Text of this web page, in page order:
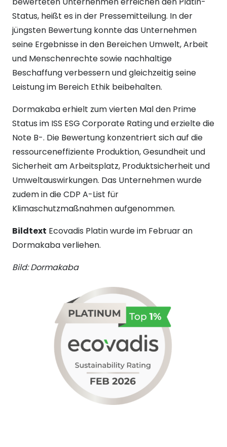
Status, heißt es in der Pressemitteilung. In der
jüngsten Bewertung konnte das Unternehmen
seine Ergebnisse in den Bereichen Umwelt, Arbeit
und Menschenrechte sowie nachhaltige
Beschaffung verbessern und gleichzeitig seine
Leistung im Bereich Ethik beibehalten.
Dormakaba erhielt zum vierten Mal den Prime
Status im ISS ESG Corporate Rating und erzielte die
Note B-. Die Bewertung konzentriert sich auf die
ressourceneffiziente Produktion, Gesundheit und
Sicherheit am Arbeitsplatz, Produktsicherheit und
Umweltauswirkungen. Das Unternehmen wurde
zudem in die CDP A-List für
Klimaschutzmaßnahmen aufgenommen.
Bildtext Ecovadis Platin wurde im Februar an
Dormakaba verliehen.
Bild: Dormakaba